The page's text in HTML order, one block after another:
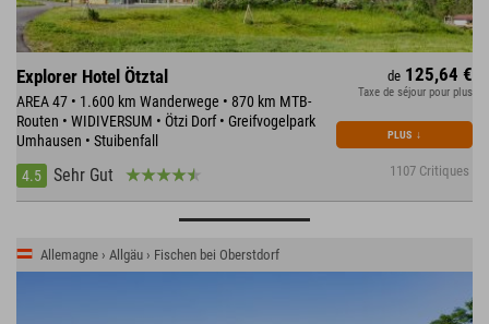
Explorer Hotel Ötztal
AREA 47 • 1.600 km Wanderwege • 870 km MTB-
Routen • WIDIVERSUM • Ötzi Dorf • Greifvogelpark
Umhausen • Stuibenfall
4.5
Sehr Gut 1107 Critiques
de 125,64 €
Taxe de séjour pour plus
PLUS ↓
Allemagne › Allgäu › Fischen bei Oberstdorf